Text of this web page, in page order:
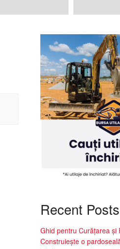
Recent Posts
Ghid pentru Curățarea și
Construiește o